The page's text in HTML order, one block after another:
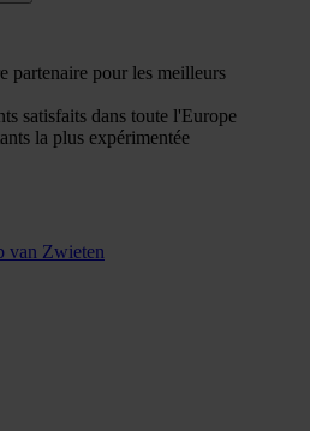
partenaire pour les meilleurs
satisfaits dans toute l'Europe
la plus expérimentée
van Zwieten